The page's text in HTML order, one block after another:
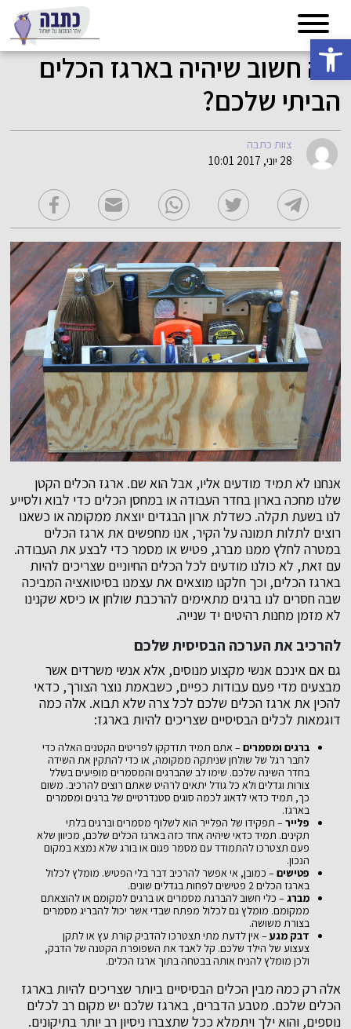
פתח סרגל נגישות
מה חשוב שיהיה בארגז הכלים
הביתי שלכם?
צוות כתבה
28 יוני, 2017 10:01
אנחנו לא תמיד מודעים אליו, אבל הוא שם. ארגז הכלים הקטן
שלנו מחכה בארון בחדר העבודה או במחסן הכלים כדי לבוא ולסייע
לנו בשעת תקלה. כשדלת ארון הבגדים יוצאת ממקומה או כשאנו
רוצים לתלות תמונה על הקיר, אנו מחפשים את ארגז הכלים
במטרה לחלץ ממנו מברג, פטיש או מסמר כדי לבצע את העבודה.
עם זאת, לא כולנו מודעים לכל הכלים החיוניים שצריכים להיות
בארגז הכלים, וכך חלקנו מוצאים את עצמנו בסיטואציה המביכה
שבה חסרים לנו ברגים מתאימים להרכבת שולחן או כיסא שקנינו
לא מזמן מחנות רהיטים יד שנייה.
להרכיב את הערכה הבסיסית שלכם
גם אם אינכם אנשי מקצוע מנוסים, אלא אנשי משרדים אשר
מבצעים מדי פעם עבודות כפיים, כשבאמת נוצר הצורך, כדאי
להכין את ארגז הכלים שלכם לכל צרה שלא תבוא. אלה כמה
דוגמאות לכלים הבסיסיים שצריכים להיות בארגז:
ברגים ומסמרים– אתם תמיד תזדקקו לפריטים הקטנים האלה כדי
לחבר רגל של שולחן שניתקה ממקומה, או כדי להתקין את השידה
בחדר השינה שלכם. שימו לב שהברגים והמסמרים מופיעים בשלל
צורות וגדלים ולא כל גודל יתאים לרהיט שאתם רוצים להרכיב. משום
כך, תמיד כדאי לדאוג לכמה סוגים סטנדרטיים של ברגים ומסמרים
בארגז.
פלייר– תפקידו של הפלייר הוא לשלוף מסמרים וברגים בלתי
תקינים. תמיד כדאי שיהיה אחד כזה בארגז הכלים שלכם, מכיוון שלא
פעם תצטרכו להתמודד עם מסמר פגום או בורג שלא נמצא במקום
הנכון.
פטישים– כמובן, אי אפשר להרכיב דבר בלי הפטיש. מומלץ לכלול
בארגז הכלים 2 פטישים לפחות בגדלים שונים.
מברג– כלי חשוב להברגת מסמרים או ברגים למקומם או להוצאתם
ממקומם. מומלץ גם לכלול מפתח שבדי אשר יכול להבריג מסמרים
בצורת משושה.
דבק מגע– אין לדעת מתי תצטרכו להדביק קורת עץ או לתקן
צעצוע של הילד שלכם. קל לאבד את השפופרת הקטנה של הדבק,
ולכן מומלץ להניח אותה בבטחה בתוך ארגז הכלים.
אלה רק כמה מבין הכלים הבסיסיים ביותר שצריכים להיות בארגז
הכלים שלכם. מטבע הדברים, בארגז שלכם יש מקום רב לכלים
נוספים, והוא ילך ויתמלא ככל שתצברו ניסיון רב יותר בתיקונים.